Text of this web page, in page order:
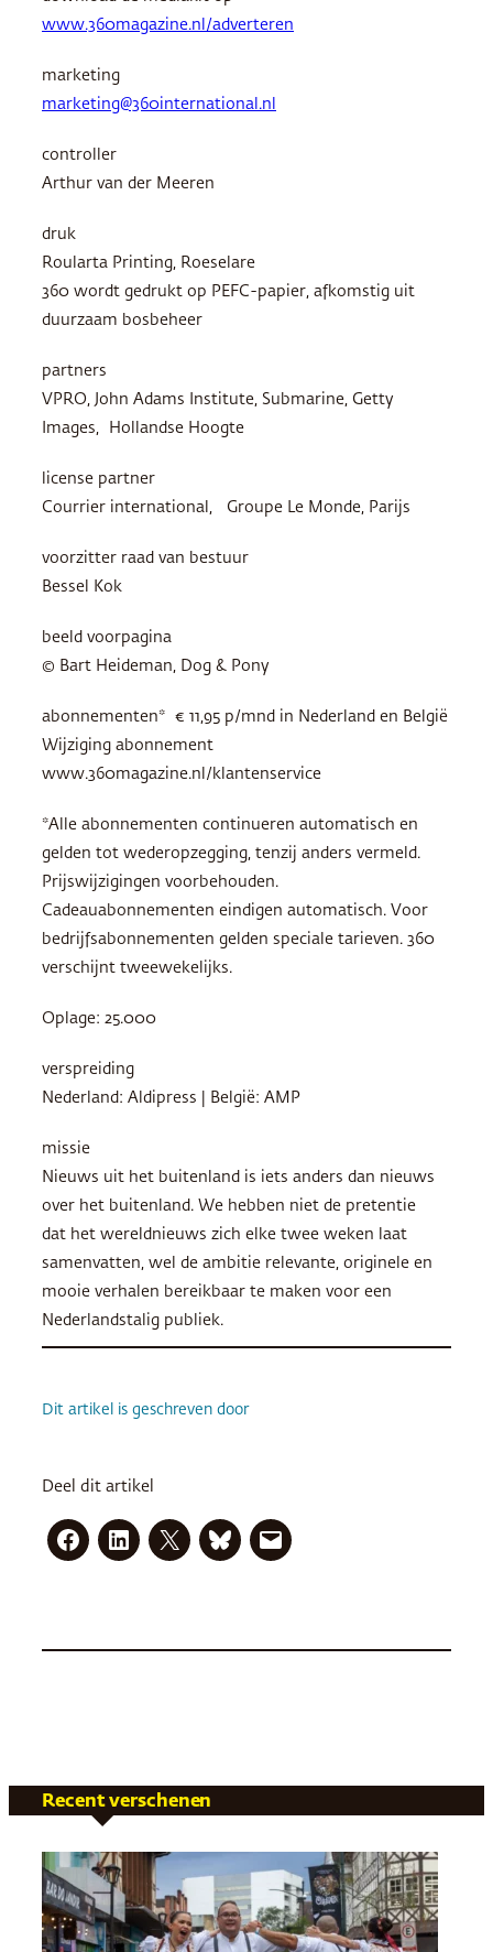
www.360magazine.nl/adverteren
marketing
marketing@360international.nl
controller
Arthur van der Meeren
druk
Roularta Printing, Roeselare
360 wordt gedrukt op PEFC-papier, afkomstig uit
duurzaam bosbeheer
partners
VPRO , John Adams Institute, Submarine, Getty
Images, Hollandse Hoogte
license partner
Courrier international, Groupe Le Monde, Parijs
voorzitter raad van bestuur
Bessel Kok
beeld voorpagina
© Bart Heideman, Dog & Pony
abonnementen* € 11,95 p/mnd in Nederland en België
Wijziging abonnement
www.360magazine.nl/klantenservice
*Alle abonnementen continueren automatisch en
gelden tot wederopzegging, tenzij anders vermeld.
Prijswijzigingen voorbehouden.
Cadeauabonnementen eindigen automatisch. Voor
bedrijfsabonnementen gelden speciale tarieven. 360
verschijnt tweewekelijks.
Oplage: 25.000
verspreiding
Nederland: Aldipress | België: AMP
missie
Nieuws uit het buitenland is iets anders dan nieuws
over het buitenland. We hebben niet de pretentie
dat het wereldnieuws zich elke twee weken laat
samenvatten, wel de ambitie relevante, originele en
mooie verhalen bereikbaar te maken voor een
Nederlandstalig publiek.
Dit artikel is geschreven door
Deel dit artikel
Recent verschenen